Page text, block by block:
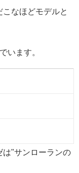
なほどモデルと
います。
は"サンローランの